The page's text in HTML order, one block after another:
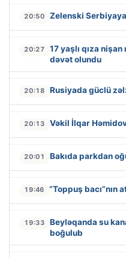
20:50 Zelenski
20:27
17 yaşlı qıza
dəvət olundu
20:18 Rusiyada güclü
20:13 Vəkil İlqar
20:01 Bakıda parkdan
19:46 “Toppuş bacı”nın
19:33
Beyləqanda su
boğulub